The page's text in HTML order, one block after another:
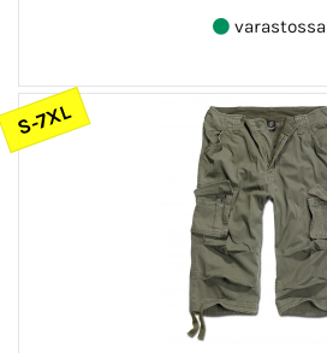
varastossa
S-7XL